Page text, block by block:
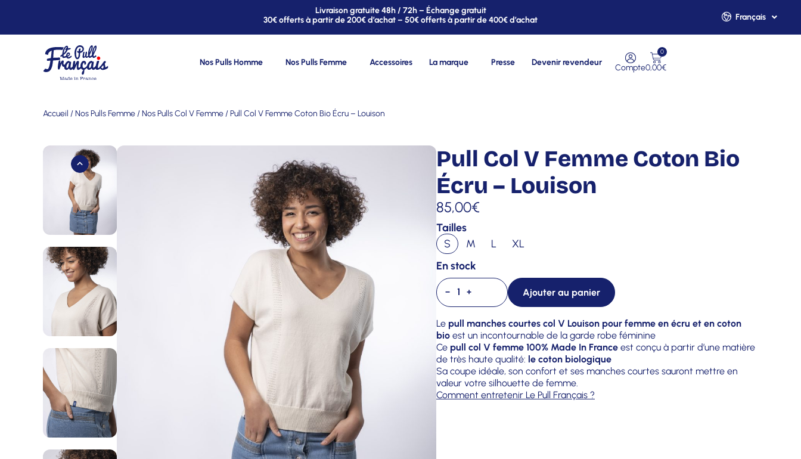
Livraison gratuite 48h / 72h – Échange gratuit
30€ offerts à partir de 200€ d’achat – 50€ offerts à partir de 400€ d’achat
Français
English
Nos Pulls Homme Nos Pulls Femme Accessoires La marque Presse Devenir revendeur
Compte0,00€
0
Accueil /Nos Pulls Femme /Nos Pulls Col V Femme / Pull Col V Femme Coton Bio Écru – Louison
Pull Col V Femme Coton Bio
Écru – Louison
85,00€
Tailles
S
M L
XL
En stock
− + Ajouter au panier
Le pull manches courtes col V Louison pour femme en écru et en coton
bio est un incontournable de la garde robe féminine
Ce pull col V femme 100% Made In France est conçu à partir d’une matière
de très haute qualité: le coton biologique
Sa coupe idéale, son confort et ses manches courtes sauront mettre en
valeur votre silhouette de femme.
Comment entretenir Le Pull Français ?